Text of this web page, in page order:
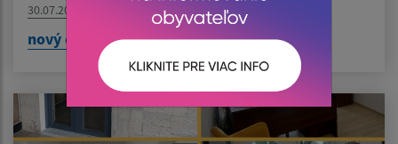
30.07.2026
nový článok